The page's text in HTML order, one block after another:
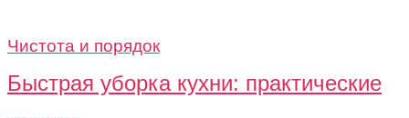
Чистота и порядок
Быстрая уборка кухни: практические